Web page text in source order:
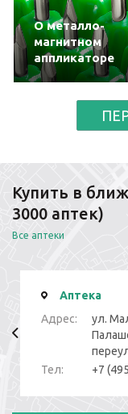
О металло-
магнитном
аппликаторе
Купить в
3000 аптек)
Все аптеки
Аптека
Адрес:
ул.
Тел:
+7